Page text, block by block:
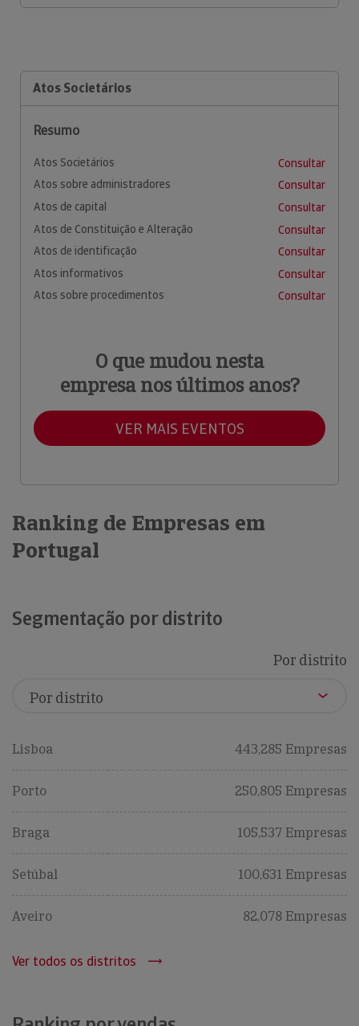
Atos Societários
Resumo
Atos Societários
Consultar
Atos sobre administradores
Consultar
Atos de capital
Consultar
Atos de Constituição e Alteração
Consultar
Atos de identificação
Consultar
Atos informativos
Consultar
Atos sobre procedimentos
Consultar
O que mudou nesta
empresa nos últimos anos?
VER MAIS EVENTOS
Ranking de Empresas em
Portugal
Segmentação por distrito
Por distrito
Lisboa 443,285 Empresas
Porto 250,805 Empresas
Braga 105,537 Empresas
Setúbal 100,631 Empresas
Aveiro 82,078 Empresas
Ver todos os distritos